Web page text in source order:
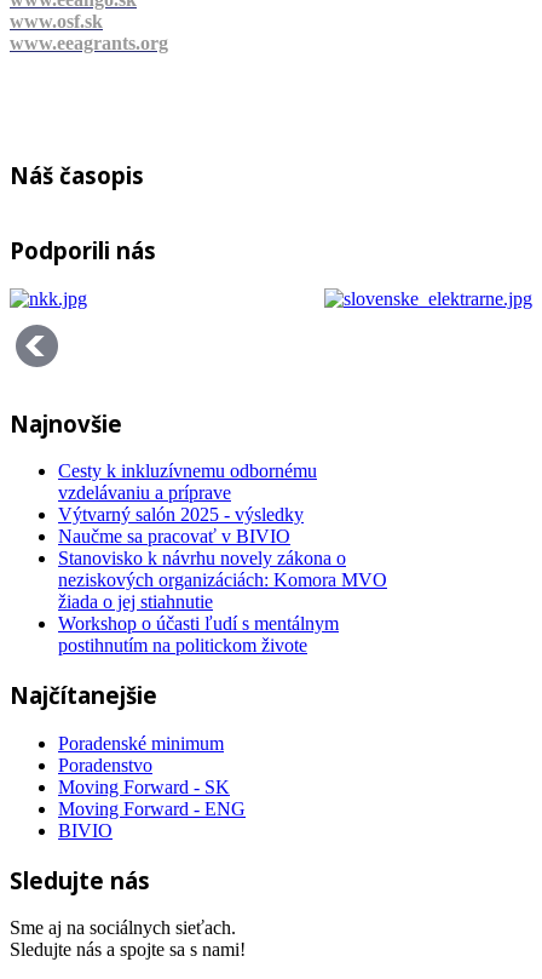
www.osf.sk
www.eeagrants.org
Náš časopis
Podporili nás
Najnovšie
Cesty k inkluzívnemu odbornému
vzdelávaniu a príprave
Výtvarný salón 2025 - výsledky
Naučme sa pracovať v BIVIO
Stanovisko k návrhu novely zákona o
neziskových organizáciách: Komora MVO
žiada o jej stiahnutie
Workshop o účasti ľudí s mentálnym
postihnutím na politickom živote
Najčítanejšie
Poradenské minimum
Poradenstvo
Moving Forward - SK
Moving Forward - ENG
BIVIO
Sledujte nás
Sme aj na sociálnych sieťach.
Sledujte nás a spojte sa s nami!